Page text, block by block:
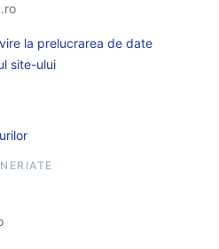
la prelucrarea de date
site-ului